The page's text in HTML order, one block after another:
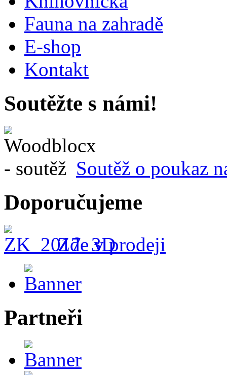
Fauna na zahradě
E-shop
Kontakt
Soutěžte s námi!
Soutěž o poukaz
Doporučujeme
Zde v prodeji
Partneři